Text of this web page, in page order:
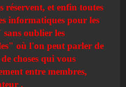
réservent, et enfin toutes
informatiques pour les
oublier les
où l'on peut parler de
choses qui vous
entre membres,
.